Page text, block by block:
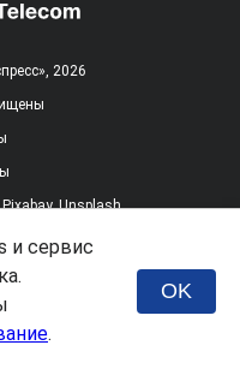
2026
Pixabay,Unsplash
и сервис
.
OK